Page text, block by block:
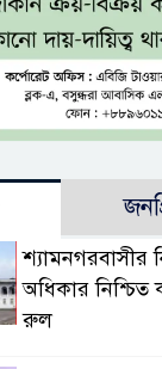
শ্যামনগরবাসীর
অধিকার নিশ্চিত
রুল